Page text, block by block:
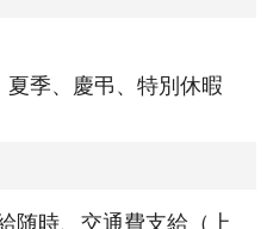
季、慶弔、特別休暇
随時、交通費支給（上